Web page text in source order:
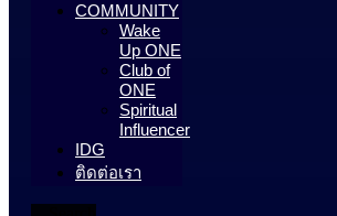
COMMUNITY
Wake
Up ONE
Club of
ONE
Spiritual
Influencer
IDG
ติดต่อเรา